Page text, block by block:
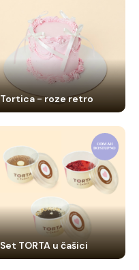
Tortica - roze retro
Set TORTA u čašici